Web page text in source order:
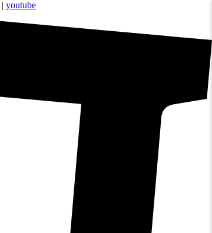
| youtube